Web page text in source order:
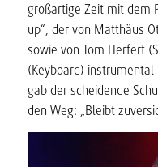
großartige Zeit mit dem
up“, der von Matthäus
sowie von Tom Herfert
(Keyboard)
gab der scheidende
den Weg: „Bleibt